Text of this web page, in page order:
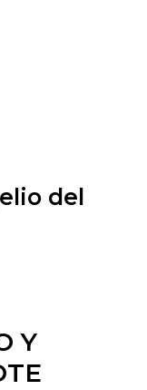
del
Y